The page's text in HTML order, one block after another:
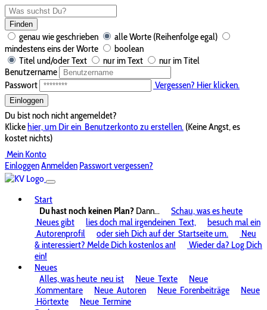
Finden
genau wie geschrieben
alle Worte (Reihenfolge egal)
mindestens eins der Worte
boolean
Titel und/oder Text
nur im Text
nur im Titel
Benutzername
Passwort
Vergessen? Hier klicken.
Einloggen
Du bist noch nicht angemeldet?
Klickehier, um Dir ein Benutzerkonto zu erstellen. (Keine Angst, es
kostet nichts)
Mein Konto
EinloggenAnmelden Passwort vergessen?
Start
Du hast noch keinen Plan? Dann...
Schau, was es heute
Neues gibt
lies doch mal irgendeinen Text,
besuch mal ein
Autorenprofil
oder sieh Dich auf der Startseite um.
Neu
& interessiert? Melde Dich kostenlos an!
Wieder da? Log Dich
ein!
Neues
Alles, was heute neu ist Neue Texte
Neue
Kommentare
Neue Autoren Neue Forenbeiträge
Neue
Hörtexte
Neue Termine